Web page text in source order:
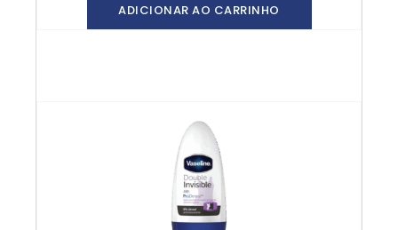
ADICIONAR AO CARRINHO